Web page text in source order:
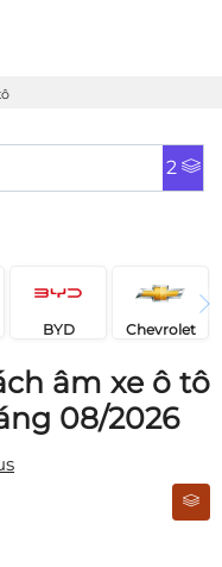
2
BYD Chevrolet
âm xe ô tô
08/2026